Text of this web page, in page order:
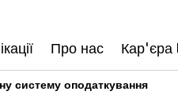
Про нас Кар'єра
систему оподаткування